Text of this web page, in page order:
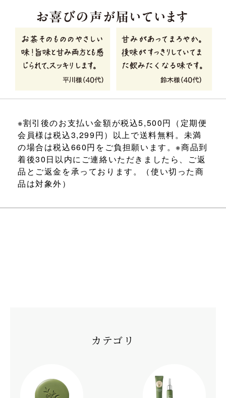
※割引後のお支払い金額が税込5,500円（定期便
会員様は税込3,299円）以上で送料無料。未満
の場合は税込660円をご負担願います。※商品到
着後30日以内にご連絡いただきましたら、ご返
品とご返金を承っております。（使い切った商
品は対象外）
カテゴリ